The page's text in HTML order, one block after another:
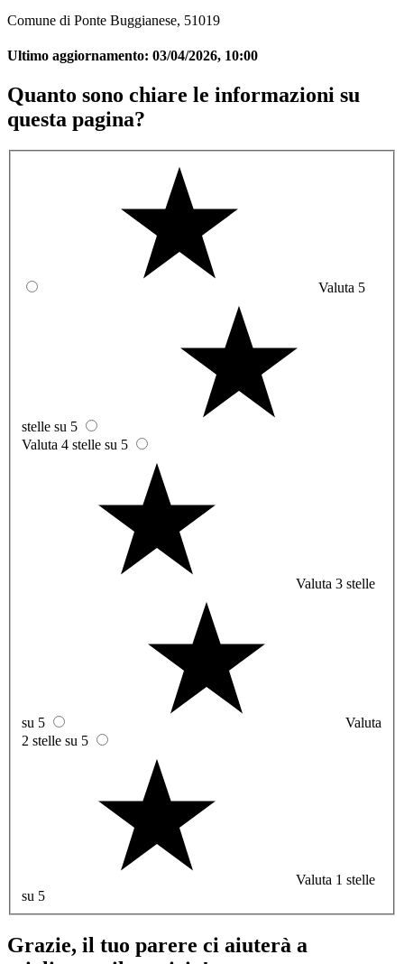
Comune di Ponte Buggianese, 51019
Ultimo aggiornamento: 03/04/2026, 10:00
Quanto sono chiare le informazioni su
questa pagina?
Valuta 5
stelle su 5
Valuta 4 stelle su 5
Valuta 3 stelle
su 5
Valuta
2 stelle su 5
Valuta 1 stelle
su 5
Grazie, il tuo parere ci aiuterà a